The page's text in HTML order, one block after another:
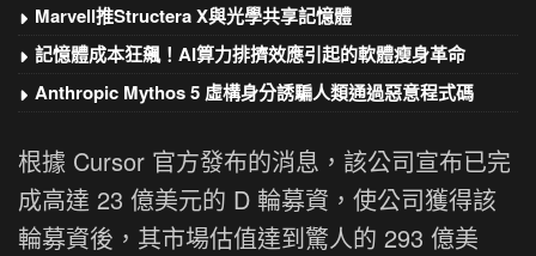
Marvell推Structera X與光學共享記憶體
記憶體成本狂飆！AI算力排擠效應引起的軟體瘦身革命
Anthropic Mythos 5 虛構身分誘騙人類通過惡意程式碼
根據 Cursor 官方發布的消息，該公司宣布已完
成高達 23 億美元的 D 輪募資，使公司獲得該
輪募資後，其市場估值達到驚人的 293 億美